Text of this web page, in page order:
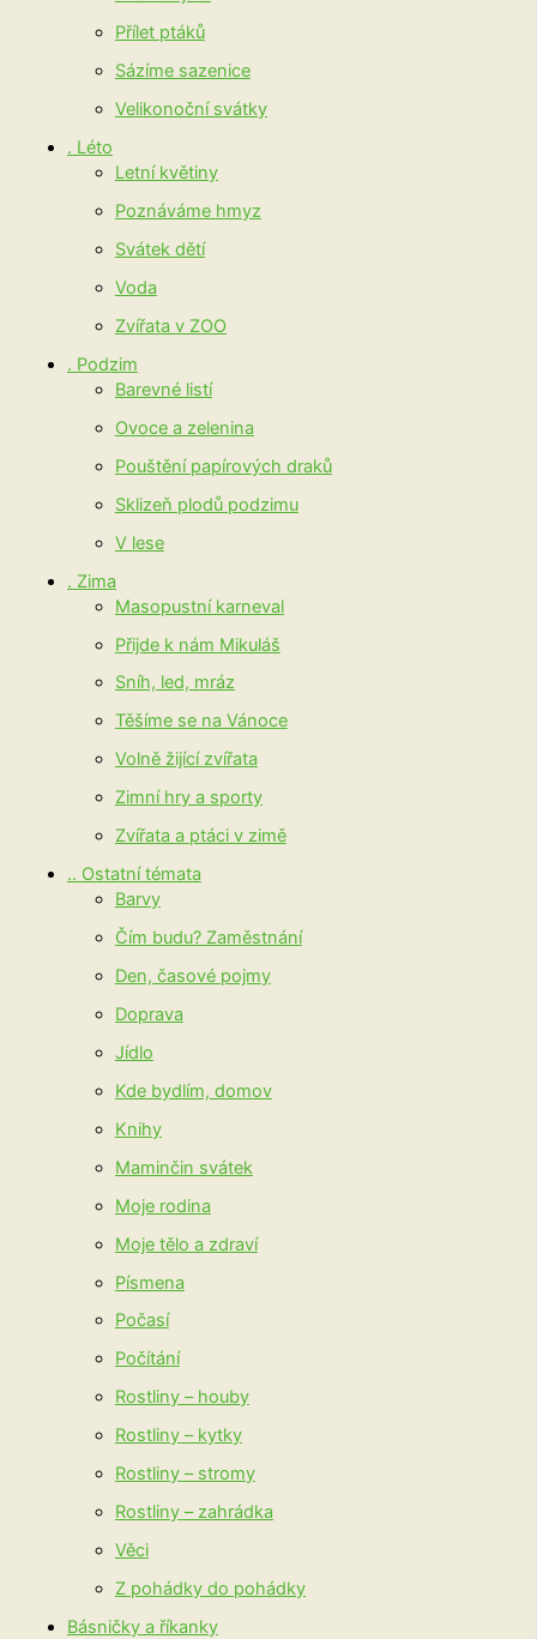
Přílet ptáků
Sázíme sazenice
Velikonoční svátky
. Léto
Letní květiny
Poznáváme hmyz
Svátek dětí
Voda
Zvířata v ZOO
. Podzim
Barevné listí
Ovoce a zelenina
Pouštění papírových draků
Sklizeň plodů podzimu
V lese
. Zima
Masopustní karneval
Přijde k nám Mikuláš
Sníh, led, mráz
Těšíme se na Vánoce
Volně žijící zvířata
Zimní hry a sporty
Zvířata a ptáci v zimě
.. Ostatní témata
Barvy
Čím budu? Zaměstnání
Den, časové pojmy
Doprava
Jídlo
Kde bydlím, domov
Knihy
Maminčin svátek
Moje rodina
Moje tělo a zdraví
Písmena
Počasí
Počítání
Rostliny – houby
Rostliny – kytky
Rostliny – stromy
Rostliny – zahrádka
Věci
Z pohádky do pohádky
Básničky a říkanky